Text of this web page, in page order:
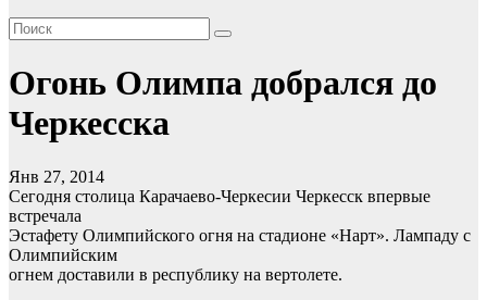
Огонь Олимпа добрался до
Черкесска
Янв 27, 2014
Сегодня столица Карачаево-Черкесии Черкесск впервые
встречала
Эстафету Олимпийского огня на стадионе «Нарт». Лампаду с
Олимпийским
огнем доставили в республику на вертолете.